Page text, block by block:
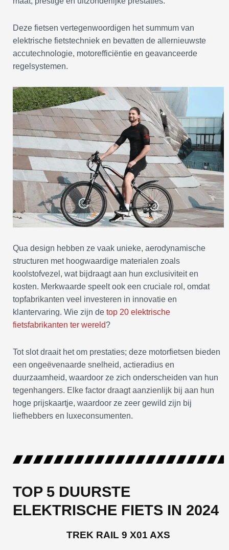
Deze fietsen vertegenwoordigen het summum van
elektrische fietstechniek en bevatten de allernieuwste
accutechnologie, motorefficiëntie en geavanceerde
regelsystemen.
Qua design hebben ze vaak unieke, aerodynamische
structuren met hoogwaardige materialen zoals
koolstofvezel, wat bijdraagt aan hun exclusiviteit en
kosten. Merkwaarde speelt ook een cruciale rol, omdat
topfabrikanten veel investeren in innovatie en
klantervaring. Wie zijn de top 20 elektrische
fietsfabrikanten ter wereld?
Tot slot draait het om prestaties; deze motorfietsen bieden
een ongeëvenaarde snelheid, actieradius en
duurzaamheid, waardoor ze zich onderscheiden van hun
tegenhangers. Elke factor draagt aanzienlijk bij aan hun
hoge prijskaartje, waardoor ze zeer gewild zijn bij
liefhebbers en luxeconsumenten.
TOP 5 DUURSTE
ELEKTRISCHE FIETS IN 2024
TREK RAIL 9 X01 AXS